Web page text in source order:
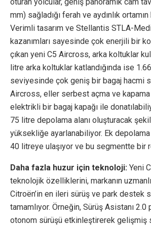
oturan yolcular, geniş panoramik cam
mm) sağladığı ferah ve aydınlık
Verimli tasarım ve Stellantis STLA-
kazanımları sayesinde çok enerjili bir
çıkan yeni C5 Aircross, arka koltuklar
litre arka koltuklar katlandığında ise
seviyesinde çok geniş bir bagaj hacmi
Aircross, eller serbest açma ve
elektrikli bir bagaj kapağı ile
75 litre depolama alanı oluşturacak
yüksekliğe ayarlanabiliyor. Ek depolama
40 litreye ulaşıyor ve bu segmentte bir
Daha fazla huzur için teknoloji: Yeni
teknolojik özelliklerini, markanın
Citroën’in en ileri sürüş ve park destek
tamamlıyor. Örneğin, Sürüş Asistanı
otonom sürüşü etkinleştirerek gelişmiş